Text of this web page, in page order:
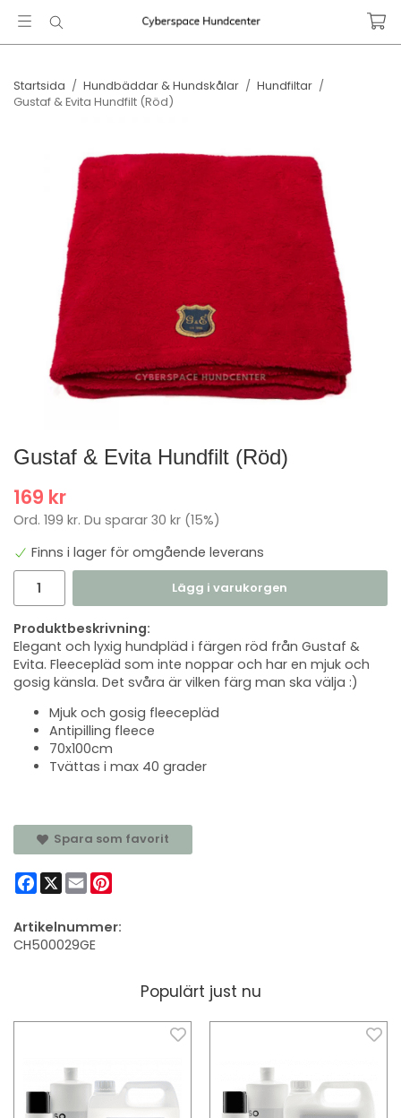
Startsida / Hundbäddar & Hundskålar / Hundfiltar /
Gustaf & Evita ​Hundfilt (Röd)
Gustaf & Evita ​Hundfilt (Röd)
169 kr
Ord. 199 kr. Du sparar 30 kr (15%)
Finns i lager för omgående leverans
Lägg i varukorgen
Produktbeskrivning:
Elegant och lyxig hundpläd i färgen röd från Gustaf &
Evita. Fleecepläd som inte noppar och har en mjuk och
gosig känsla. Det svåra är vilken färg man ska välja :)
Mjuk och gosig fleecepläd
Antipilling fleece
70x100cm
Tvättas i max 40 grader
Spara som favorit
Facebook
X Email
Artikelnummer:
CH500029GE
Populärt just nu